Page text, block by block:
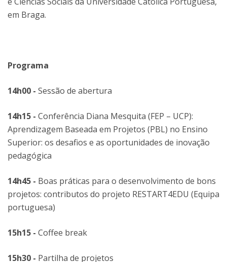
em Braga.
Programa
14h00 - Sessão de abertura
14h15 - Conferência Diana Mesquita (FEP – UCP):
Aprendizagem Baseada em Projetos (PBL) no Ensino
Superior: os desafios e as oportunidades de inovação
pedagógica
14h45 - Boas práticas para o desenvolvimento de bons
projetos: contributos do projeto RESTART4EDU (Equipa
portuguesa)
15h15 - Coffee break
15h30 - Partilha de projetos